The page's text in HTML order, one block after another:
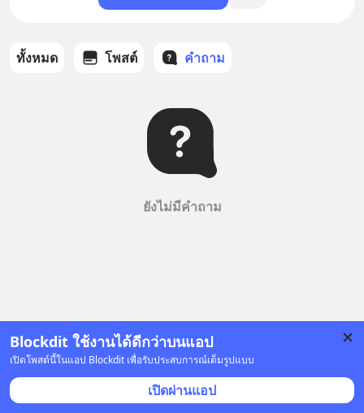
Blockdit ใช้งานได้ดีกว่าบนแอป
เปิดโพสต์นี้ในแอป Blockdit เพื่อรับประสบการณ์เต็มรูปแบบ
เปิดผ่านแอป
ทั้งหมด โพสต์ คำถาม
ยังไม่มีคำถาม